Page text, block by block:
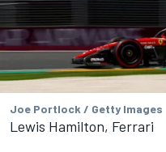
Joe Portlock / Getty Images
Lewis Hamilton, Ferrari